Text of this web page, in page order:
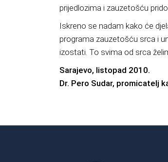
prijedlozima i zauzetošću
Iskreno se nadam kako će
programa zauzetošću srca i
izostati. To svima od srca
Sarajevo, listopad 2010.
Dr. Pero Sudar, promicatelj